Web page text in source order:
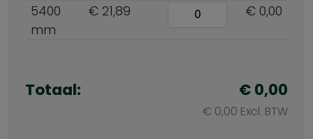
5400
mm
€ 21,89 € 0,00
Totaal: € 0,00
€ 0,00 Excl. BTW